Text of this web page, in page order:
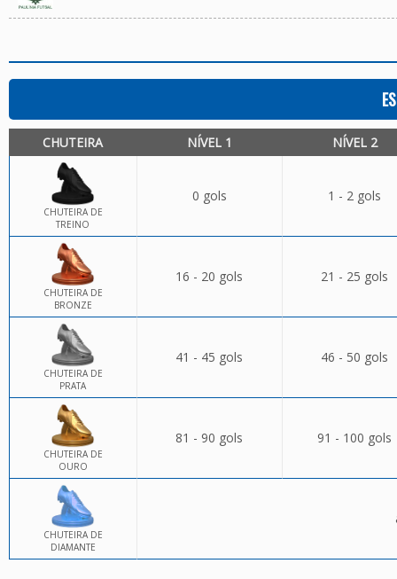
CHUTEIRA NÍVEL 1 NÍVEL 2
CHUTEIRA DE
TREINO
0 gols 1 - 2 gols
CHUTEIRA DE
BRONZE
16 - 20 gols 21 - 25 gols
CHUTEIRA DE
PRATA
41 - 45 gols 46 - 50 gols
CHUTEIRA DE
OURO
81 - 90 gols 91 - 100 gols
CHUTEIRA DE
DIAMANTE